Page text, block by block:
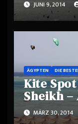
JUNI 9, 2014
ÄGYPTEN DIE
Kite
Sheikh
MÄRZ 30, 2014